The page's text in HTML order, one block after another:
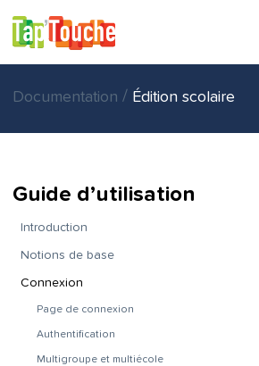
Documentation / Édition scolaire
Guide d’utilisation
Introduction
Notions de base
Connexion
Page de connexion
Authentification
Multigroupe et multiécole